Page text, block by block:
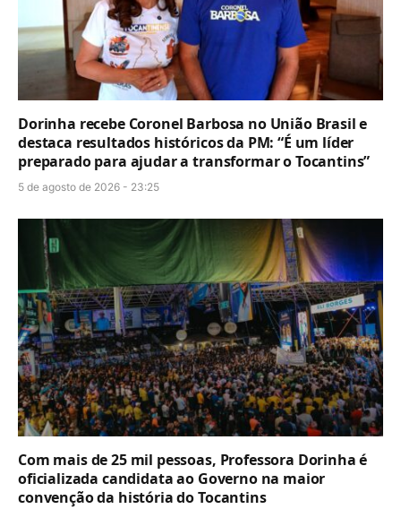
Dorinha recebe Coronel Barbosa no União Brasil e
destaca resultados históricos da PM: “É um líder
preparado para ajudar a transformar o Tocantins”
5 de agosto de 2026 - 23:25
Com mais de 25 mil pessoas, Professora Dorinha é
oficializada candidata ao Governo na maior
convenção da história do Tocantins